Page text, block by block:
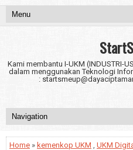
Kami membantu I-UKM (INDUSTRI-
dalam menggunakan Teknologi
:
Home » kemenkop UKM , UKM